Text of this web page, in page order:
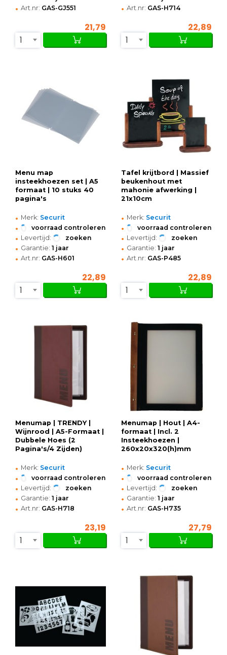
• Art.nr: GAS-GJ551
21,79
1
• Art.nr: GAS-H714
22,89
1
Menu map
insteekhoezen set | A5
formaat | 10 stuks 40
pagina's
• Merk: Securit
• voorraad controleren
• Levertijd: zoeken
• Garantie: 1 jaar
• Art.nr: GAS-H601
22,89
1
Tafel krijtbord | Massief
beukenhout met
mahonie afwerking |
21x10cm
• Merk: Securit
• voorraad controleren
• Levertijd: zoeken
• Garantie: 1 jaar
• Art.nr: GAS-P485
22,89
1
Menumap | TRENDY |
Wijnrood | A5-Formaat |
Dubbele Hoes (2
Pagina's/4 Zijden)
• Merk: Securit
• voorraad controleren
• Levertijd: zoeken
• Garantie: 1 jaar
• Art.nr: GAS-H718
23,19
1
Menumap | Hout | A4-
formaat | Incl. 2
Insteekhoezen |
260x20x320(h)mm
• Merk: Securit
• voorraad controleren
• Levertijd: zoeken
• Garantie: 1 jaar
• Art.nr: GAS-H735
27,79
1